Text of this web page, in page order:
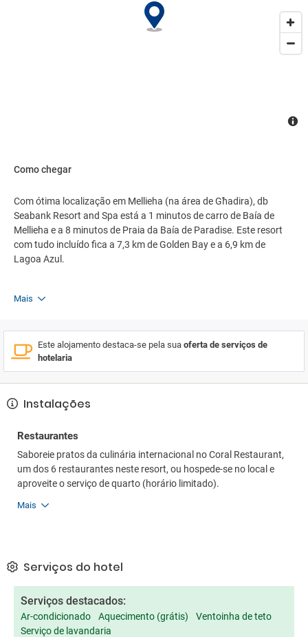
Como chegar
Com ótima localização em Mellieha (na área de Għadira), db
Seabank Resort and Spa está a 1 minutos de carro de Baía de
Mellieha e a 8 minutos de Praia da Baía de Paradise. Este resort
com tudo incluído fica a 7,3 km de Golden Bay e a 6,9 km de
Lagoa Azul.
Mais
Este alojamento destaca-se pela sua oferta de serviços de
hotelaria
Instalações
Restaurantes
Saboreie pratos da culinária internacional no Coral Restaurant,
um dos 6 restaurantes neste resort, ou hospede-se no local e
aproveite o serviço de quarto (horário limitado).
Mais
Serviços do hotel
Serviços destacados:
Ar-condicionado Aquecimento (grátis)
Ventoinha de teto
Serviço de lavandaria